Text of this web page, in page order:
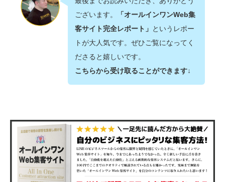
ございます。
「オールインワンWeb集
客サイト完全レポート」 というレポー
トが大人気です。ぜひご覧になってく
ださると嬉しいです。
こちらから受け取ることができます↓